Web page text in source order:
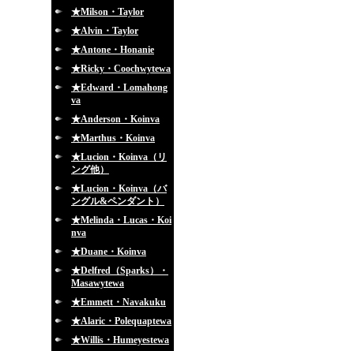
★Milson・Taylor
★Alvin・Taylor
★Antone・Honanie
★Ricky・Coochwytewa
★Edward・Lomahong
va
★Anderson・Koinva
★Marthus・Koinva
★Lucion・Koinva（リ
ング他）
★Lucion・Koinva（バ
ングル&ペンダント）
★Melinda・Lucas・Koi
nva
★Duane・Koinva
★Delfred（Sparks）・
Masawytewa
★Emmett・Navakuku
★Alaric・Polequaptewa
★Willis・Humeyestewa